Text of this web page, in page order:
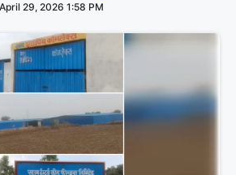
29, 2026 1:58 PM